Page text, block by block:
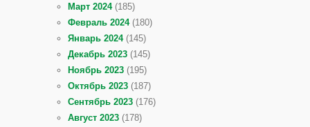
Март 2024(185)
Февраль 2024(180)
Январь 2024(145)
Декабрь 2023 (145)
Ноябрь 2023 (195)
Октябрь 2023 (187)
Сентябрь 2023 (176)
Август 2023 (178)